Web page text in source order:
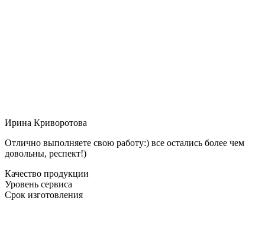
Ирина Криворотова
Отлично выполняете свою работу:) все остались более чем
довольны, респект!)
Качество продукции
Уровень сервиса
Срок изготовления